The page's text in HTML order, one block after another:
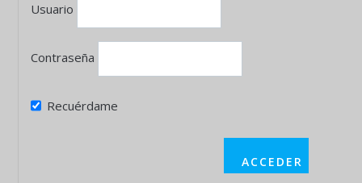
Usuario
Contraseña
Recuérdame